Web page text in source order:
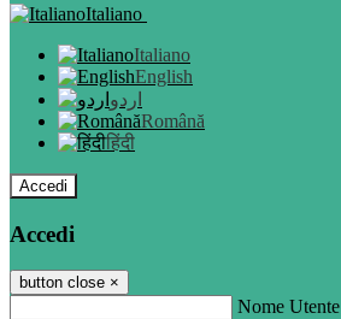
Italiano
Italiano
English
اردو
Română
हिंदी
Accedi
Accedi
button close ×
Nome Utente